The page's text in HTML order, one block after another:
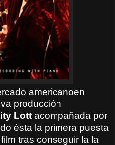
americanoen
producción
Lott acompañada por
ésta la primera puesta
tras conseguir la la